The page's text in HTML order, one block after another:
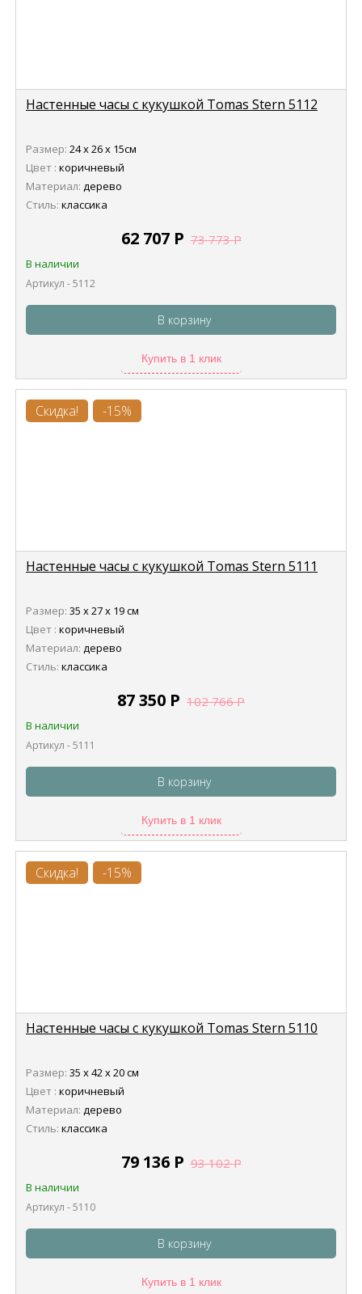
Настенные часы с кукушкой Tomas Stern 5112
Размер: 24 х 26 х 15см
Цвет : коричневый
Материал: дерево
Стиль: классика
62 707 Р 73 773Р
В наличии
Артикул - 5112
В корзину
Купить в 1 клик
Скидка! -15%
Настенные часы с кукушкой Tomas Stern 5111
Размер: 35 х 27 х 19 см
Цвет : коричневый
Материал: дерево
Стиль: классика
87 350 Р 102 766Р
В наличии
Артикул - 5111
В корзину
Купить в 1 клик
Скидка! -15%
Настенные часы с кукушкой Tomas Stern 5110
Размер: 35 х 42 х 20 см
Цвет : коричневый
Материал: дерево
Стиль: классика
79 136 Р 93 102Р
В наличии
Артикул - 5110
В корзину
Купить в 1 клик